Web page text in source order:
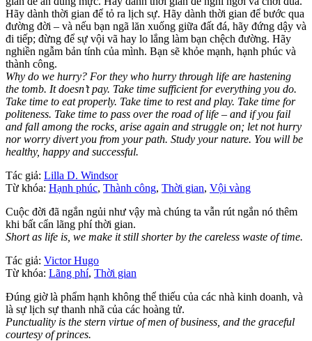
Hãy dành thời gian để tỏ ra lịch sự. Hãy dành thời gian để bước qua
đường đời – và nếu bạn ngã lăn xuống giữa đất đá, hãy đứng dậy và
đi tiếp; đừng để sự vội vã hay lo lắng làm bạn chệch đường. Hãy
nghiền ngẫm bản tính của mình. Bạn sẽ khỏe mạnh, hạnh phúc và
thành công.
Why do we hurry? For they who hurry through life are hastening
the tomb. It doesn’t pay. Take time sufficient for everything you do.
Take time to eat properly. Take time to rest and play. Take time for
politeness. Take time to pass over the road of life – and if you fail
and fall among the rocks, arise again and struggle on; let not hurry
nor worry divert you from your path. Study your nature. You will be
healthy, happy and successful.
Tác giả: Lilla D. Windsor
Từ khóa: Hạnh phúc, Thành công, Thời gian, Vội vàng
Cuộc đời đã ngắn ngủi như vậy mà chúng ta vẫn rút ngắn nó thêm
khi bất cẩn lãng phí thời gian.
Short as life is, we make it still shorter by the careless waste of time.
Tác giả: Victor Hugo
Từ khóa: Lãng phí, Thời gian
Đúng giờ là phẩm hạnh không thể thiếu của các nhà kinh doanh, và
là sự lịch sự thanh nhã của các hoàng tử.
Punctuality is the stern virtue of men of business, and the graceful
courtesy of princes.